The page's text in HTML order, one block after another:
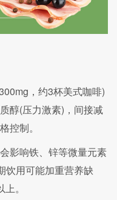
，约3杯美式咖啡)
醇(压力激素)，间接减
控制。
响铁、锌等微量元素
饮用可能加重营养缺
。